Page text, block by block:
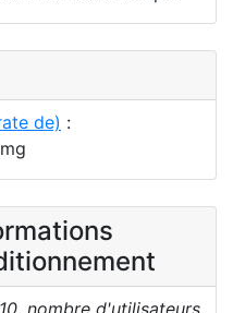
de) :
nombre d'utilisateurs,